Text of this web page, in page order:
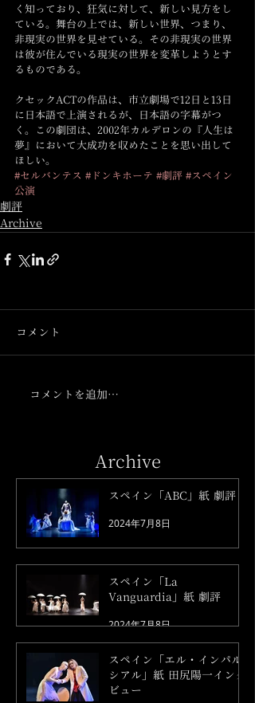
く知っており、狂気に対して、新しい見方をし
ている。舞台の上では、新しい世界、つまり、
非現実の世界を見せている。その非現実の世界
は彼が住んでいる現実の世界を変革しようとす
るものである。
クセックACTの作品は、市立劇場で12日と13日
に日本語で上演されるが、日本語の字幕がつ
く。この劇団は、2002年カルデロンの『人生は
夢』において大成功を収めたことを思い出して
ほしい。
#セルバンテス #ドンキホーテ #劇評 #スペイン
公演
劇評
Archive
コメント
コメントを追加…
Archive
スペイン「ABC」紙 劇評
2024年7月8日
スペイン「La
Vanguardia」紙 劇評
2024年7月8日
スペイン「エル・インパル
シアル」紙 田尻陽一インタ
ビュー